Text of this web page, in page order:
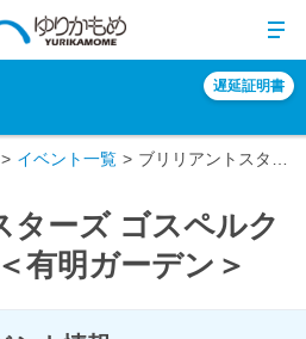
遅延証明書
イベント一覧
ターズ ゴスペルク
有明ガーデン＞